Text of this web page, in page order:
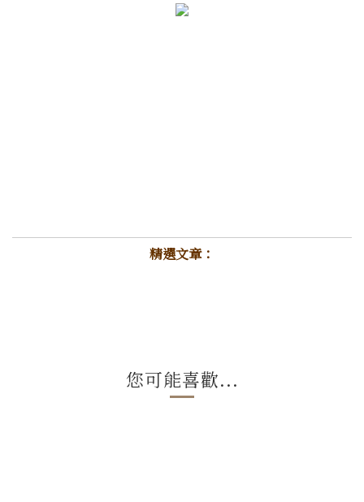
精選文章：
您可能喜歡...